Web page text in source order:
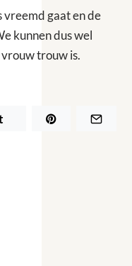
gaat en de
kunnen dus wel
trouw is.